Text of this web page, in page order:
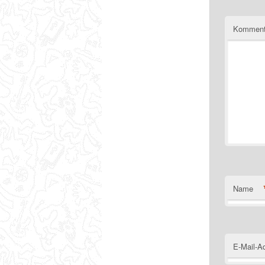
Name
E-Mail-